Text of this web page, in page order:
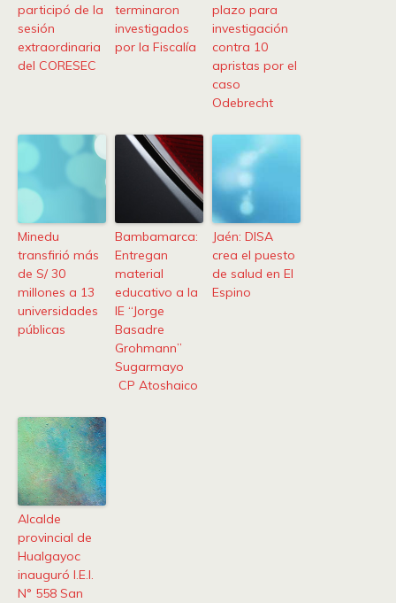
participó de la
sesión
extraordinaria
del CORESEC
terminaron
investigados
por la Fiscalía
plazo para
investigación
contra 10
apristas por el
caso
Odebrecht
Minedu
transfirió más
de S/ 30
millones a 13
universidades
públicas
Bambamarca:
Entregan
material
educativo a la
IE “Jorge
Basadre
Grohmann”
Sugarmayo
CP Atoshaico
Jaén: DISA
crea el puesto
de salud en El
Espino
Alcalde
provincial de
Hualgayoc
inauguró I.E.I.
N° 558 San